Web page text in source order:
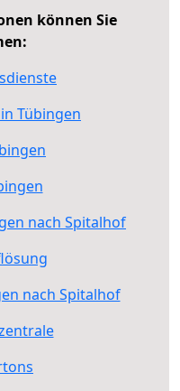
können Sie
Tübingen
nach Spitalhof
nach Spitalhof